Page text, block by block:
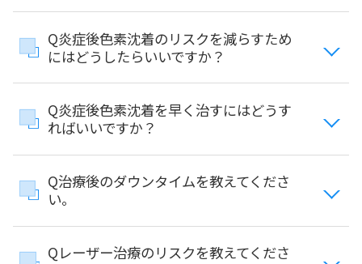
Q炎症後色素沈着のリスクを減らすため
にはどうしたらいいですか？
Q炎症後色素沈着を早く治すにはどうす
ればいいですか？
Q治療後のダウンタイムを教えてくださ
い。
Qレーザー治療のリスクを教えてくださ